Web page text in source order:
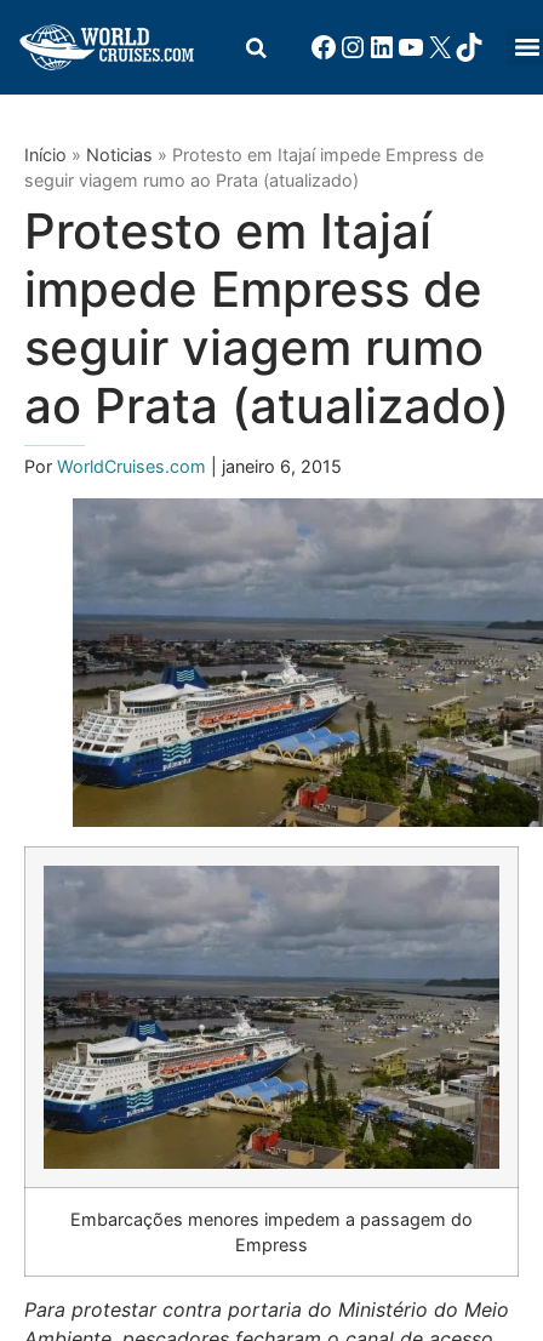
Início » Noticias » Protesto em Itajaí impede Empress de
seguir viagem rumo ao Prata (atualizado)
Protesto em Itajaí
impede Empress de
seguir viagem rumo
ao Prata (atualizado)
Por WorldCruises.com | janeiro 6, 2015
Embarcações menores impedem a passagem do
Empress
Para protestar contra portaria do Ministério do Meio